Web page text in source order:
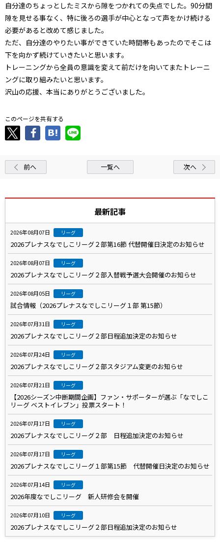
自分達のちょっとしたミスから隙をつかれての失点でした。90分間
隙を見せる事なく、特に後ろの選手が中心となって声をかけ続ける
必要があると改めて感じました。
ただ、自分達のやりたい事ができていた時間帯もあったのでそこは
下を向かず続けていきたいと思います。
トレーニングから全員の意識を変えて前だけを向いてまたトレーニ
ングに取り組みたいと思います。
沢山の応援、本当にありがとうございました。
このページを共有する
前へ 一覧へ 次へ
最新記事
2026年08月07日 リーグ
2026プレナスなでしこリーグ２部第16節 代替開催日決定のお知らせ
2026年08月07日 リーグ
2026プレナスなでしこリーグ２部入替戦予選大会開催のお知らせ
2026年08月05日 リーグ
試合情報（2026プレナスなでしこリーグ１部 第15節）
2026年07月31日 リーグ
2026プレナスなでしこリーグ２部日程追加決定のお知らせ
2026年07月24日 リーグ
2026プレナスなでしこリーグ２部スタジアム変更のお知らせ
2026年07月21日 リーグ
【2026シーズン中断期間企画】ファン・サポーターが選ぶ「なでしこ
リーグ ベストイレブン」投票スタート！
2026年07月17日 リーグ
2026プレナスなでしこリーグ２部 日程追加決定のお知らせ
2026年07月17日 リーグ
2026プレナスなでしこリーグ１部第15節 代替開催日決定のお知らせ
2026年07月14日 リーグ
2026年度なでしこリーグ 新人研修会を開催
2026年07月10日 リーグ
2026プレナスなでしこリーグ２部日程追加決定のお知らせ